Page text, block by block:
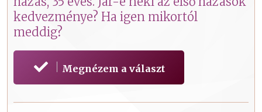
kedvezménye? Ha igen mikortól
meddig?
Megnézem a választ